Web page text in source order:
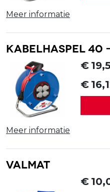
Meer informatie
Kabelhaspel 40
€
€
Meer informatie
Valmat
€